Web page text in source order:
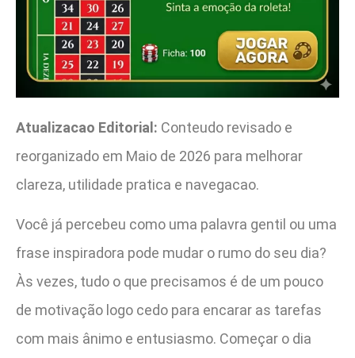
Atualizacao Editorial: Conteudo revisado e
reorganizado em Maio de 2026 para melhorar
clareza, utilidade pratica e navegacao.
Você já percebeu como uma palavra gentil ou uma
frase inspiradora pode mudar o rumo do seu dia?
Às vezes, tudo o que precisamos é de um pouco
de motivação logo cedo para encarar as tarefas
com mais ânimo e entusiasmo. Começar o dia